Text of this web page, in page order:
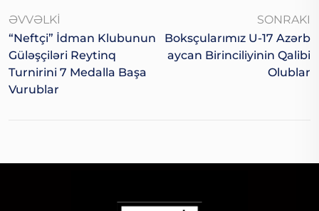
ƏVVƏLKI
“Neftçi” İdman Klubunun
Güləşçiləri Reytinq
Turnirini 7 Medalla Başa
Vurublar
SONRAKI
Boksçularımız U-17 Azərb
Aycan Birinciliyinin Qalibi
Olublar